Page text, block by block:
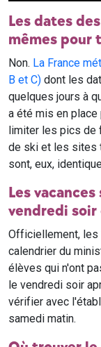
Les dates
mêmes pour
Non. La France
B et C) dont les
quelques jours à
a été mis en
limiter les pics de
de ski et les sites
sont, eux,
Les
vendredi soir
Officiellement, les
calendrier du
élèves qui n'ont
le vendredi soir
vérifier avec
samedi matin.